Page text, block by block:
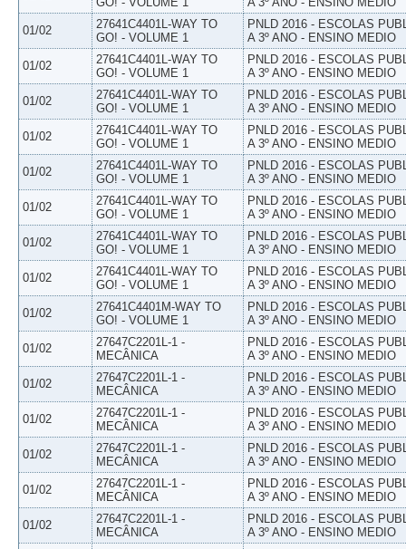
01/02
27641C4401L-WAY TO
GO! - VOLUME 1
PNLD 2016 - ESCOLAS
A 3º ANO - ENSINO MEDIO
01/02
27641C4401L-WAY TO
GO! - VOLUME 1
PNLD 2016 - ESCOLAS
A 3º ANO - ENSINO MEDIO
01/02
27641C4401L-WAY TO
GO! - VOLUME 1
PNLD 2016 - ESCOLAS
A 3º ANO - ENSINO MEDIO
01/02
27641C4401L-WAY TO
GO! - VOLUME 1
PNLD 2016 - ESCOLAS
A 3º ANO - ENSINO MEDIO
01/02
27641C4401L-WAY TO
GO! - VOLUME 1
PNLD 2016 - ESCOLAS
A 3º ANO - ENSINO MEDIO
01/02
27641C4401L-WAY TO
GO! - VOLUME 1
PNLD 2016 - ESCOLAS
A 3º ANO - ENSINO MEDIO
01/02
27641C4401L-WAY TO
GO! - VOLUME 1
PNLD 2016 - ESCOLAS
A 3º ANO - ENSINO MEDIO
01/02
27641C4401L-WAY TO
GO! - VOLUME 1
PNLD 2016 - ESCOLAS
A 3º ANO - ENSINO MEDIO
01/02
27641C4401M-WAY TO
GO! - VOLUME 1
PNLD 2016 - ESCOLAS
A 3º ANO - ENSINO MEDIO
01/02
27647C2201L-1 -
MECÂNICA
PNLD 2016 - ESCOLAS
A 3º ANO - ENSINO MEDIO
01/02
27647C2201L-1 -
MECÂNICA
PNLD 2016 - ESCOLAS
A 3º ANO - ENSINO MEDIO
01/02
27647C2201L-1 -
MECÂNICA
PNLD 2016 - ESCOLAS
A 3º ANO - ENSINO MEDIO
01/02
27647C2201L-1 -
MECÂNICA
PNLD 2016 - ESCOLAS
A 3º ANO - ENSINO MEDIO
01/02
27647C2201L-1 -
MECÂNICA
PNLD 2016 - ESCOLAS
A 3º ANO - ENSINO MEDIO
01/02
27647C2201L-1 -
MECÂNICA
PNLD 2016 - ESCOLAS
A 3º ANO - ENSINO MEDIO